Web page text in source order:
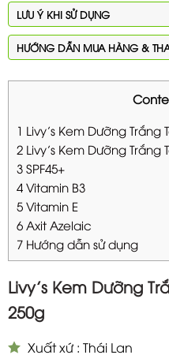
LƯU Ý KHI SỬ DỤNG
HƯỚNG DẪN MUA HÀNG &
1 Livy’s Kem Dưỡng Trắng
2 Livy’s Kem Dưỡng Trắng
3 SPF45+
4 Vitamin B3
5 Vitamin E
6 Axit Azelaic
7 Hướng dẫn sử dụng
Livy’s Kem Dưỡng
250g
Xuất xứ : Thái Lan